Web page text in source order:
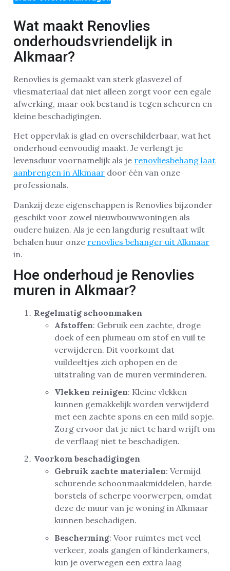
Wat maakt Renovlies
onderhoudsvriendelijk in
Alkmaar?
Renovlies is gemaakt van sterk glasvezel of
vliesmateriaal dat niet alleen zorgt voor een egale
afwerking, maar ook bestand is tegen scheuren en
kleine beschadigingen.
Het oppervlak is glad en overschilderbaar, wat het
onderhoud eenvoudig maakt. Je verlengt je
levensduur voornamelijk als je renovliesbehang laat
aanbrengen in Alkmaar door één van onze
professionals.
Dankzij deze eigenschappen is Renovlies bijzonder
geschikt voor zowel nieuwbouwwoningen als
oudere huizen. Als je een langdurig resultaat wilt
behalen huur onze renovlies behanger uit Alkmaar
in.
Hoe onderhoud je Renovlies
muren in Alkmaar?
Regelmatig schoonmaken
Afstoffen: Gebruik een zachte, droge
doek of een plumeau om stof en vuil te
verwijderen. Dit voorkomt dat
vuildeeltjes zich ophopen en de
uitstraling van de muren verminderen.
Vlekken reinigen: Kleine vlekken
kunnen gemakkelijk worden verwijderd
met een zachte spons en een mild sopje.
Zorg ervoor dat je niet te hard wrijft om
de verflaag niet te beschadigen.
Voorkom beschadigingen
Gebruik zachte materialen: Vermijd
schurende schoonmaakmiddelen, harde
borstels of scherpe voorwerpen, omdat
deze de muur van je woning in Alkmaar
kunnen beschadigen.
Bescherming: Voor ruimtes met veel
verkeer, zoals gangen of kinderkamers,
kun je overwegen een extra laag